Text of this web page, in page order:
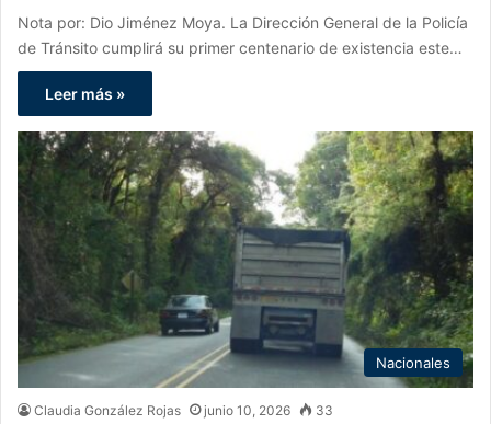
Nota por: Dio Jiménez Moya. La Dirección General de la Policía
de Tránsito cumplirá su primer centenario de existencia este…
Leer más »
Nacionales
Claudia González Rojas junio 10, 2026 33